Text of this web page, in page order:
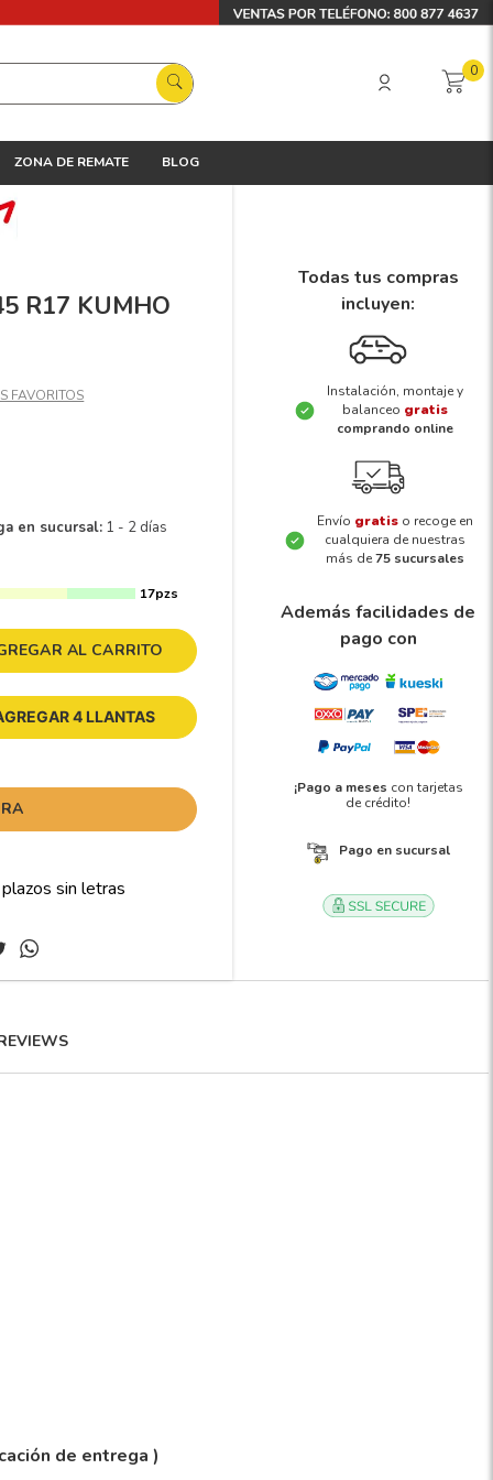
0
ZONA DE REMATE BLOG
R17 KUMHO
en sucursal: 1 - 2 días
17pzs
AL CARRITO
4 LLANTAS
Todas tus compras
incluyen:
Instalación, montaje y
balanceo gratis
comprando online
Envío gratis o recoge en
cualquiera de nuestras
más de75 sucursales
Además facilidades de
pago con
¡Pago a meses con tarjetas
de crédito!
Pago en sucursal
de entrega )